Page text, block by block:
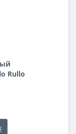
Rullo